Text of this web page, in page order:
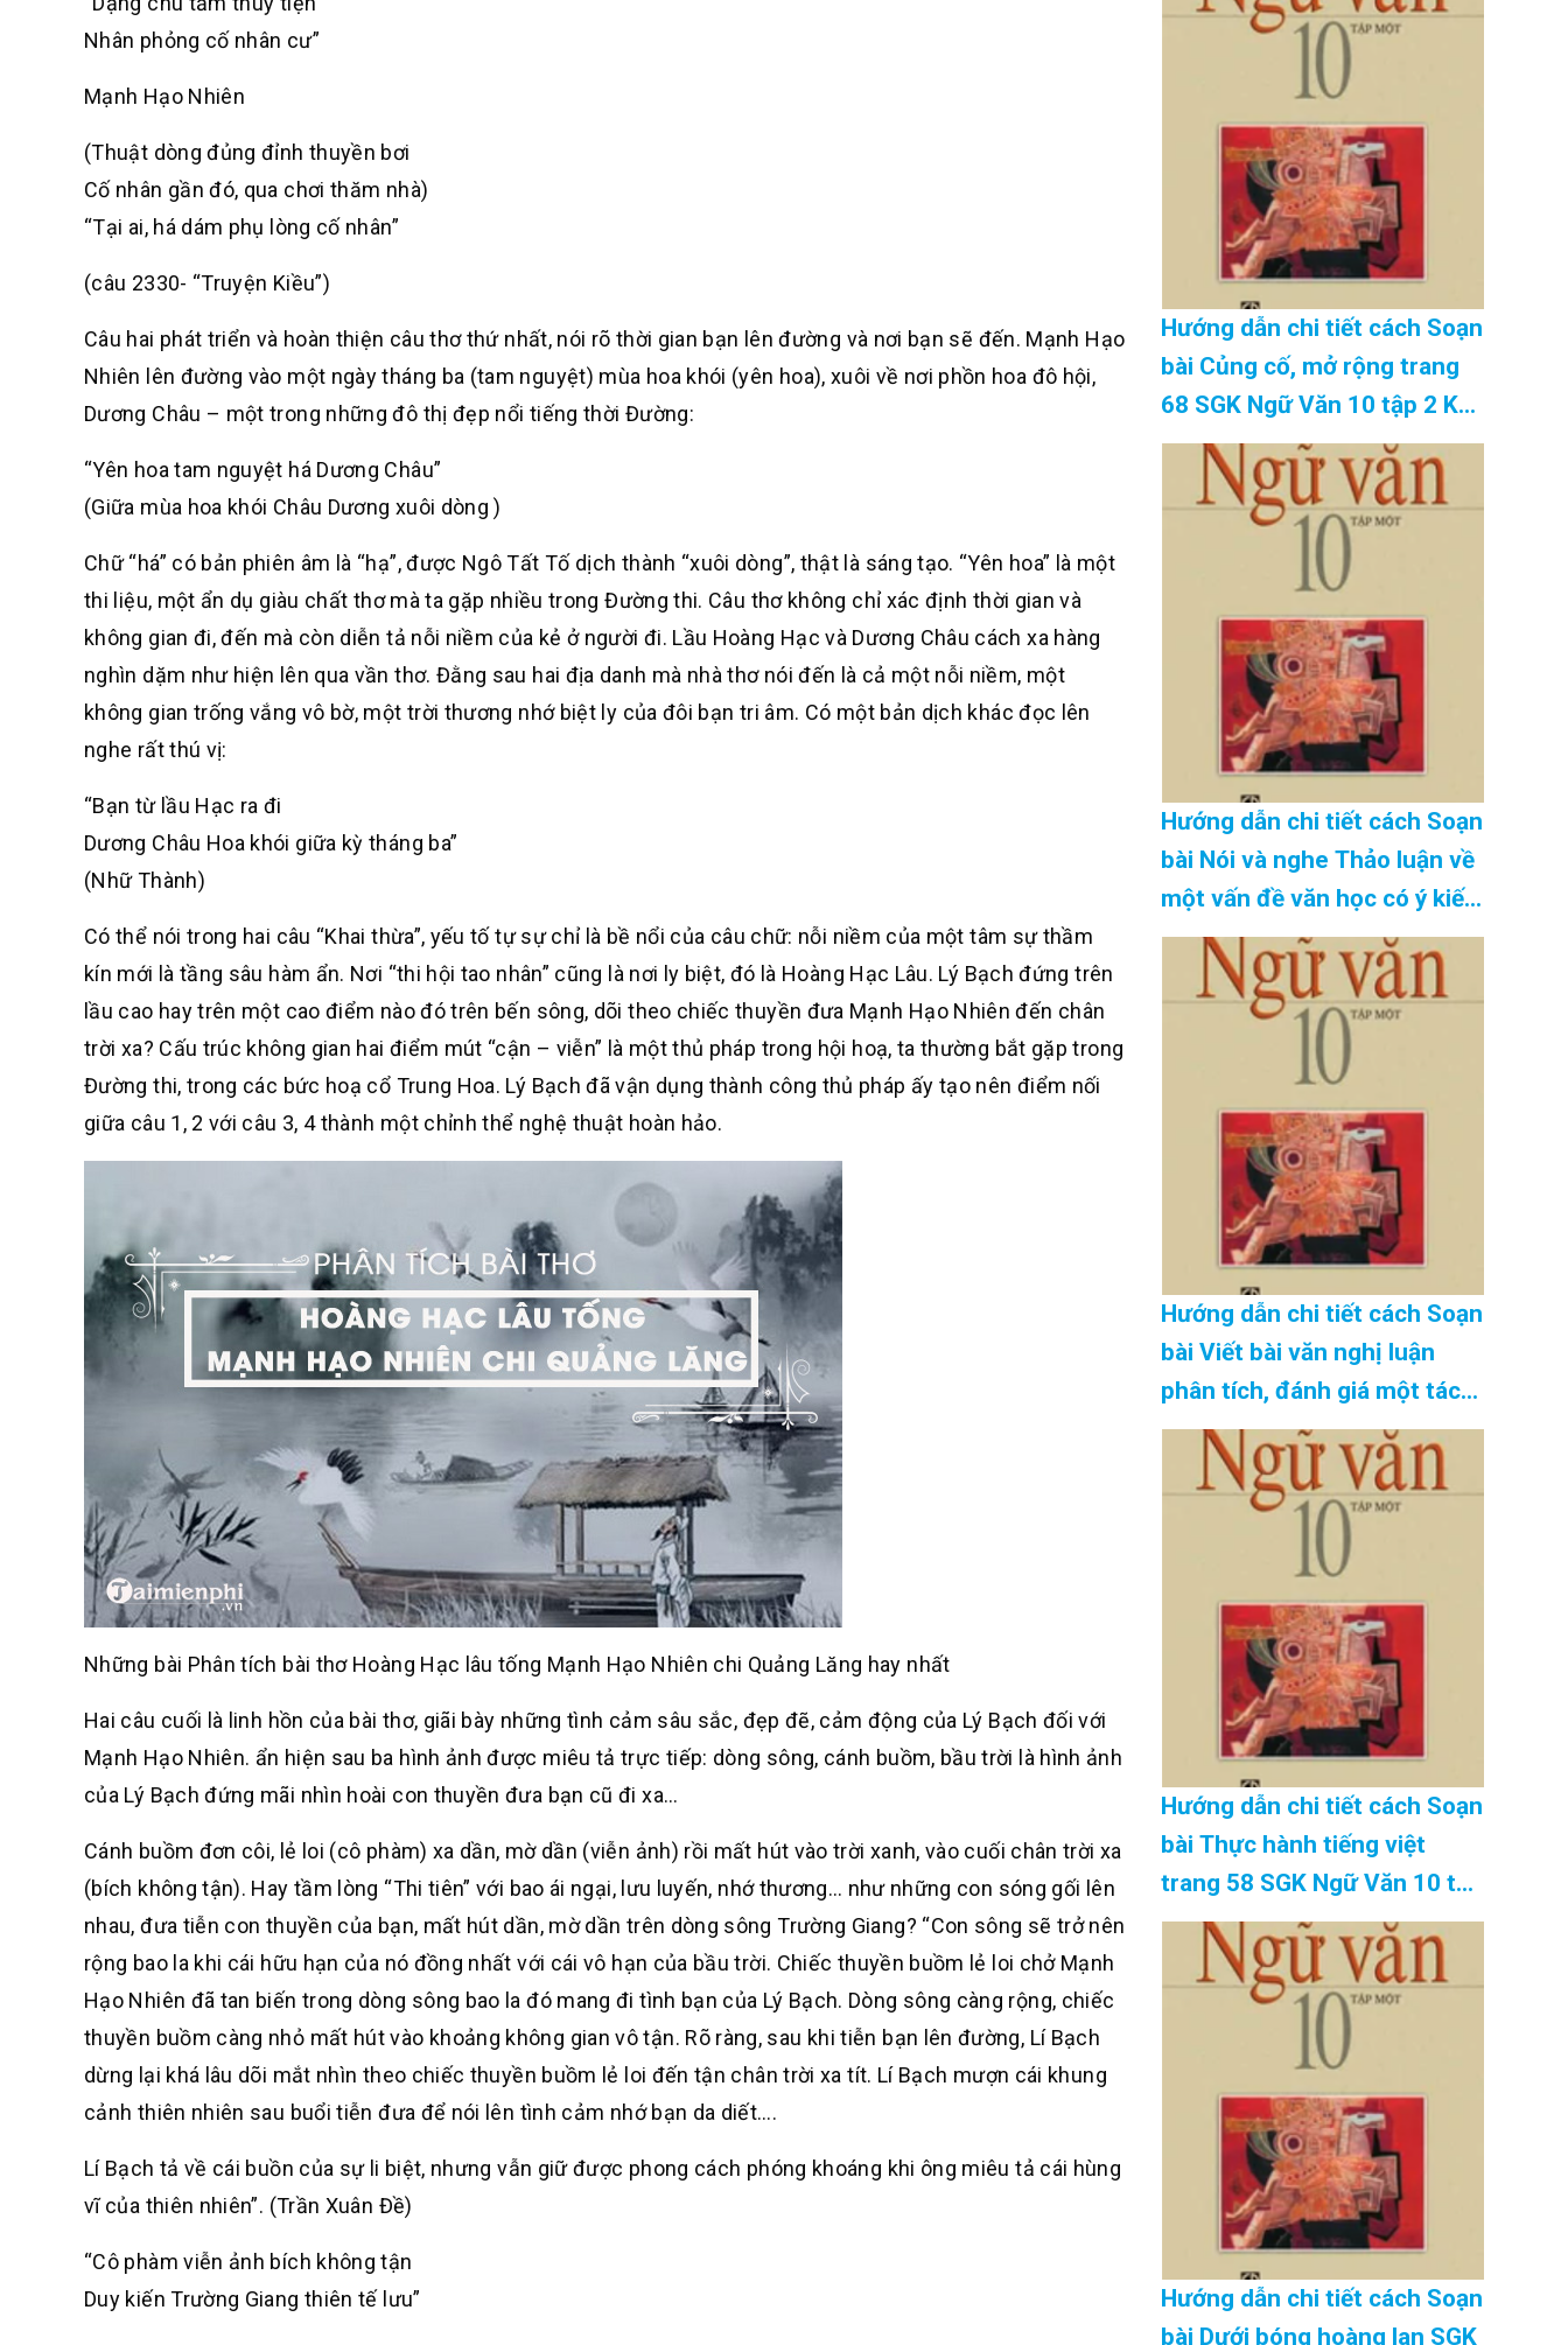
Nhân phỏng cố nhân cư”
Mạnh Hạo Nhiên
(Thuật dòng đủng đỉnh thuyền bơi
Cố nhân gần đó, qua chơi thăm nhà)
“Tại ai, há dám phụ lòng cố nhân”
(câu 2330- “Truyện Kiều”)
Câu hai phát triển và hoàn thiện câu thơ thứ nhất, nói rõ thời gian bạn lên đường và nơi bạn sẽ đến. Mạnh Hạo
Nhiên lên đường vào một ngày tháng ba (tam nguyệt) mùa hoa khói (yên hoa), xuôi về nơi phồn hoa đô hội,
Dương Châu – một trong những đô thị đẹp nổi tiếng thời Đường:
“Yên hoa tam nguyệt há Dương Châu”
(Giữa mùa hoa khói Châu Dương xuôi dòng )
Chữ “há” có bản phiên âm là “hạ”, được Ngô Tất Tố dịch thành “xuôi dòng”, thật là sáng tạo. “Yên hoa” là một
thi liệu, một ẩn dụ giàu chất thơ mà ta gặp nhiều trong Đường thi. Câu thơ không chỉ xác định thời gian và
không gian đi, đến mà còn diễn tả nỗi niềm của kẻ ở người đi. Lầu Hoàng Hạc và Dương Châu cách xa hàng
nghìn dặm như hiện lên qua vần thơ. Đằng sau hai địa danh mà nhà thơ nói đến là cả một nỗi niềm, một
không gian trống vắng vô bờ, một trời thương nhớ biệt ly của đôi bạn tri âm. Có một bản dịch khác đọc lên
nghe rất thú vị:
“Bạn từ lầu Hạc ra đi
Dương Châu Hoa khói giữa kỳ tháng ba”
(Nhữ Thành)
Có thể nói trong hai câu “Khai thừa”, yếu tố tự sự chỉ là bề nổi của câu chữ: nỗi niềm của một tâm sự thầm
kín mới là tầng sâu hàm ẩn. Nơi “thi hội tao nhân” cũng là nơi ly biệt, đó là Hoàng Hạc Lâu. Lý Bạch đứng trên
lầu cao hay trên một cao điểm nào đó trên bến sông, dõi theo chiếc thuyền đưa Mạnh Hạo Nhiên đến chân
trời xa? Cấu trúc không gian hai điểm mút “cận – viễn” là một thủ pháp trong hội hoạ, ta thường bắt gặp trong
Đường thi, trong các bức hoạ cổ Trung Hoa. Lý Bạch đã vận dụng thành công thủ pháp ấy tạo nên điểm nối
giữa câu 1, 2 với câu 3, 4 thành một chỉnh thể nghệ thuật hoàn hảo.
Những bài Phân tích bài thơ Hoàng Hạc lâu tống Mạnh Hạo Nhiên chi Quảng Lăng hay nhất
Hai câu cuối là linh hồn của bài thơ, giãi bày những tình cảm sâu sắc, đẹp đẽ, cảm động của Lý Bạch đối với
Mạnh Hạo Nhiên. ẩn hiện sau ba hình ảnh được miêu tả trực tiếp: dòng sông, cánh buồm, bầu trời là hình ảnh
của Lý Bạch đứng mãi nhìn hoài con thuyền đưa bạn cũ đi xa…
Cánh buồm đơn côi, lẻ loi (cô phàm) xa dần, mờ dần (viễn ảnh) rồi mất hút vào trời xanh, vào cuối chân trời xa
(bích không tận). Hay tầm lòng “Thi tiên” với bao ái ngại, lưu luyến, nhớ thương… như những con sóng gối lên
nhau, đưa tiễn con thuyền của bạn, mất hút dần, mờ dần trên dòng sông Trường Giang? “Con sông sẽ trở nên
rộng bao la khi cái hữu hạn của nó đồng nhất với cái vô hạn của bầu trời. Chiếc thuyền buồm lẻ loi chở Mạnh
Hạo Nhiên đã tan biến trong dòng sông bao la đó mang đi tình bạn của Lý Bạch. Dòng sông càng rộng, chiếc
thuyền buồm càng nhỏ mất hút vào khoảng không gian vô tận. Rõ ràng, sau khi tiễn bạn lên đường, Lí Bạch
dừng lại khá lâu dõi mắt nhìn theo chiếc thuyền buồm lẻ loi đến tận chân trời xa tít. Lí Bạch mượn cái khung
cảnh thiên nhiên sau buổi tiễn đưa để nói lên tình cảm nhớ bạn da diết….
Lí Bạch tả về cái buồn của sự li biệt, nhưng vẫn giữ được phong cách phóng khoáng khi ông miêu tả cái hùng
vĩ của thiên nhiên”. (Trần Xuân Đề)
“Cô phàm viễn ảnh bích không tận
Duy kiến Trường Giang thiên tế lưu”
Hướng dẫn chi tiết cách Soạn
bài Củng cố, mở rộng trang
68 SGK Ngữ Văn 10 tập 2 Kết
nối tri thức – hay nhất Cập
Nhật 08/2026
Hướng dẫn chi tiết cách Soạn
bài Nói và nghe Thảo luận về
một vấn đề văn học có ý kiến
khác nhau SGK Ngữ Văn 10
tập 2 Kết nối tri thức – đầy
đủ nhất Cập Nhật 08/2026
Hướng dẫn chi tiết cách Soạn
bài Viết bài văn nghị luận
phân tích, đánh giá một tác
phẩm văn học SGK Ngữ Văn
10 tập 2 Kết nối tri thức –
hay nhất Cập Nhật 08/2026
Hướng dẫn chi tiết cách Soạn
bài Thực hành tiếng việt
trang 58 SGK Ngữ Văn 10 tập
2 Kết nối tri thức – hay nhất
Cập Nhật 08/2026
Hướng dẫn chi tiết cách Soạn
bài Dưới bóng hoàng lan SGK